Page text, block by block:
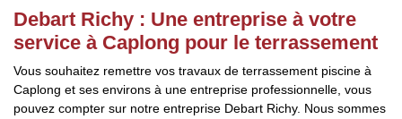
Debart Richy : Une entreprise à votre
service à Caplong pour le terrassement
Vous souhaitez remettre vos travaux de terrassement piscine à
Caplong et ses environs à une entreprise professionnelle, vous
pouvez compter sur notre entreprise Debart Richy. Nous sommes